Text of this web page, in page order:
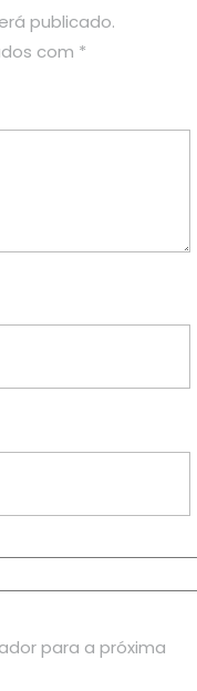
publicado.
com *
para a próxima